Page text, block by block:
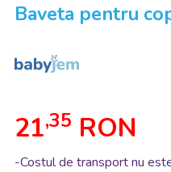
Baveta pentru
21,35 RON
-Costul de transport nu